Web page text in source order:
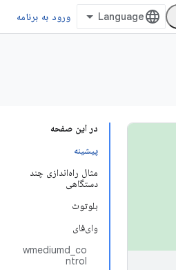
ورود به برنامه
در این صفحه
پیشینه
مثال راه‌اندازی چند
دستگاهی
بلوتوث
وای‌فای
wmediumd_co
ntrol